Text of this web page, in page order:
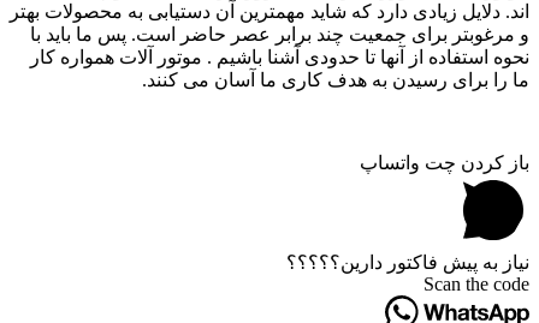
اند. دلایل زیادی دارد که شاید مهمترین آن دستیابی به محصولات بهتر
و مرغوبتر برای جمعیت چند برابر عصر حاضر است. پس ما باید با
نحوه استفاده از آنها تا حدودی آشنا باشیم . موتور آلات همواره کار
ما را برای رسیدن به هدف کاری ما آسان می کنند.
باز کردن چت واتساپ
نیاز به پیش فاکتور دارین؟؟؟؟؟
Scan the code